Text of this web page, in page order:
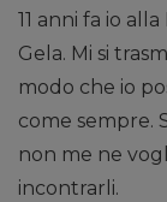
11 anni fa io
Gela. Mi si
modo che io
come sempre.
non me ne
incontrarli.